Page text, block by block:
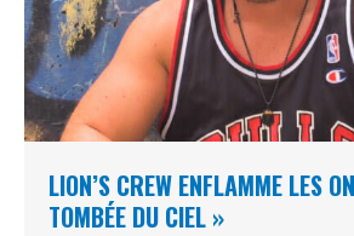
LION’S CREW ENFLAMME LES
TOMBÉE DU CIEL »